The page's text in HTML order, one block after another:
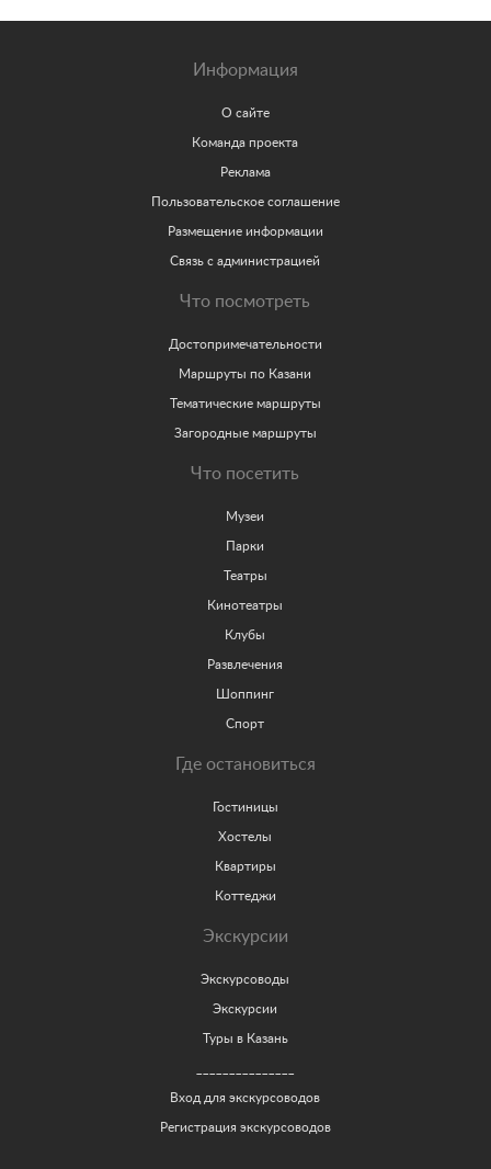
Информация
О сайте
Команда проекта
Реклама
Пользовательское соглашение
Размещение информации
Связь с администрацией
Что посмотреть
Достопримечательности
Маршруты по Казани
Тематические маршруты
Загородные маршруты
Что посетить
Музеи
Парки
Театры
Кинотеатры
Клубы
Развлечения
Шоппинг
Спорт
Где остановиться
Гостиницы
Хостелы
Квартиры
Коттеджи
Экскурсии
Экскурсоводы
Экскурсии
Туры в Казань
Вход для экскурсоводов
Регистрация экскурсоводов